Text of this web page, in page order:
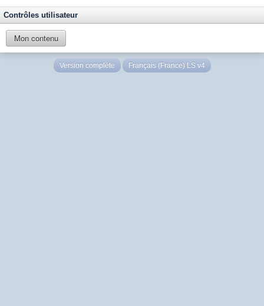
Contrôles utilisateur
Mon contenu
Version complète Français (France) LS v4